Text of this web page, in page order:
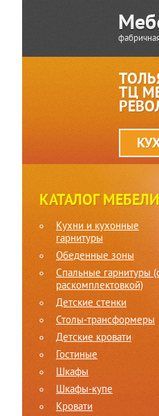
ТЦ
КАТАЛОГ МЕБЕЛИ
Кухни и кухонные
гарнитуры
Обеденные зоны
Спальные гарнитуры
раскомплектовкой)
Детские стенки
Столы-трансформеры
Детские кровати
Гостиные
Шкафы
Шкафы-купе
Кровати